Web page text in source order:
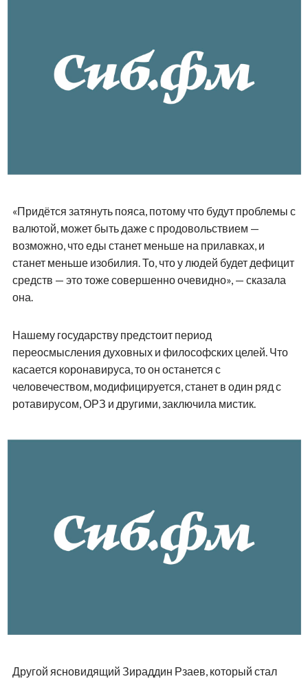
«Придётся затянуть пояса, потому что будут проблемы с
валютой, может быть даже с продовольствием —
возможно, что еды станет меньше на прилавках, и
станет меньше изобилия. То, что у людей будет дефицит
средств — это тоже совершенно очевидно», — сказала
она.
Нашему государству предстоит период
переосмысления духовных и философских целей. Что
касается коронавируса, то он останется с
человечеством, модифицируется, станет в один ряд с
ротавирусом, ОРЗ и другими, заключила мистик.
Другой ясновидящий Зираддин Рзаев, который стал